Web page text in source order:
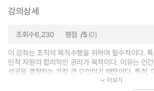
강의상세
조회수6,230 평점 /5 (0)
이 강좌는 조직의 목적수행을 위하여 필수적이다.
인적 자원의 합리적인 관리가 목적이다. 이유는 인
성공을 결정하는 가장 큰 요인이기 때문이다. 특히,
더보기